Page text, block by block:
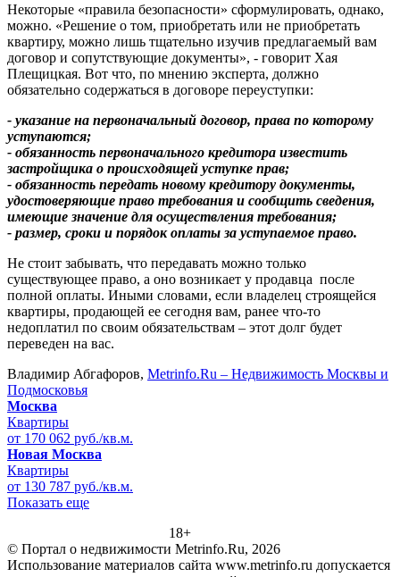
Некоторые «правила безопасности» сформулировать, однако,
можно. «Решение о том, приобретать или не приобретать
квартиру, можно лишь тщательно изучив предлагаемый вам
договор и сопутствующие документы», - говорит Хая
Плещицкая. Вот что, по мнению эксперта, должно
обязательно содержаться в договоре переуступки:
- указание на первоначальный договор, права по которому
уступаются;
- обязанность первоначального кредитора известить
застройщика о происходящей уступке прав;
- обязанность передать новому кредитору документы,
удостоверяющие право требования и сообщить сведения,
имеющие значение для осуществления требования;
- размер, сроки и порядок оплаты за уступаемое право.
Не стоит забывать, что передавать можно только
существующее право, а оно возникает у продавца после
полной оплаты. Иными словами, если владелец строящейся
квартиры, продающей ее сегодня вам, ранее что-то
недоплатил по своим обязательствам – этот долг будет
переведен на вас.
Владимир Абгафоров, Metrinfo.Ru – Недвижимость Москвы и
Подмосковья
Москва
Квартиры
от 170 062 руб./кв.м.
Новая Москва
Квартиры
от 130 787 руб./кв.м.
Показать еще
18+
© Портал о недвижимости Metrinfo.Ru, 2026
Использование материалов сайта www.metrinfo.ru допускается